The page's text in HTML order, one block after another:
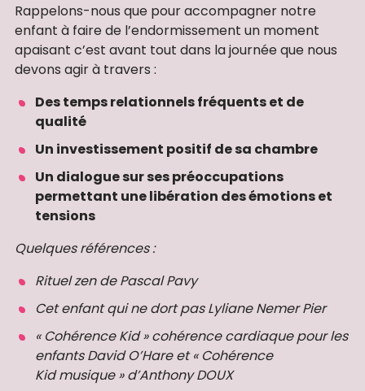
Rappelons-nous que pour accompagner notre
enfant à faire de l’endormissement un moment
apaisant c’est avant tout dans la journée que nous
devons agir à travers :
Des temps relationnels fréquents et de
qualité
Un investissement positif de sa chambre
Un dialogue sur ses préoccupations
permettant une libération des émotions et
tensions
Quelques références :
Rituel zen de Pascal Pavy
Cet enfant qui ne dort pas Lyliane Nemer Pier
« Cohérence Kid » cohérence cardiaque pour les
enfants David O’Hare et« Cohérence
Kidmusique » d’Anthony DOUX